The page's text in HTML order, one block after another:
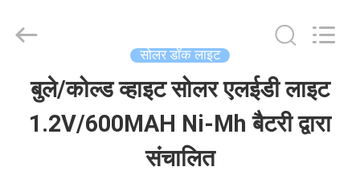
Technology
Reserved.
सोलर डॉक लाइट
बुले/कोल्ड व्हाइट सोलर एलईडी लाइट
1.2V/600MAH Ni-Mh बैटरी द्वारा
संचालित